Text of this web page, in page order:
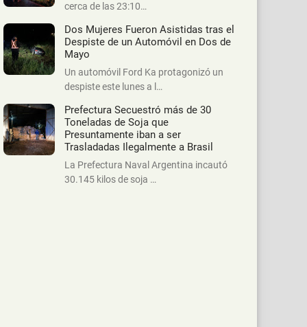
cerca de las 23:10…
Dos Mujeres Fueron Asistidas tras el
Despiste de un Automóvil en Dos de
Mayo
Un automóvil Ford Ka protagonizó un
despiste este lunes a l…
Prefectura Secuestró más de 30
Toneladas de Soja que
Presuntamente iban a ser
Trasladadas Ilegalmente a Brasil
La Prefectura Naval Argentina incautó
30.145 kilos de soja …